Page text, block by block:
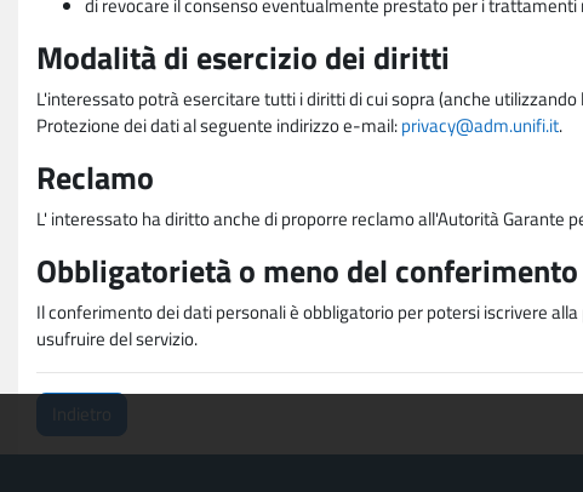
Modalità di esercizio dei diritti
L'interessato potrà esercitare tutti i diritti di cui sopra (anche
Protezione dei dati al seguente indirizzo e-mail:privacy@adm.unifi.it.
Reclamo
L' interessato ha diritto anche di proporre reclamo all'Autorità Garante
Obbligatorietà o meno del
Il conferimento dei dati personali è obbligatorio per potersi iscrivere
usufruire del servizio.
Indietro